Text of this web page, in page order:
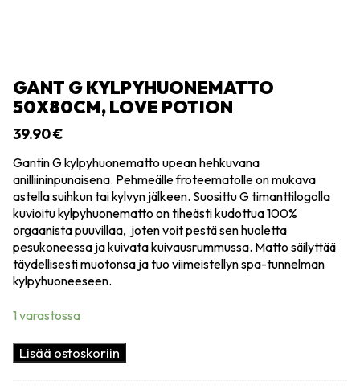
GANT G KYLPYHUONEMATTO
50X80CM, LOVE POTION
39.90€
Gantin G kylpyhuonematto upean hehkuvana
anilliininpunaisena. Pehmeälle froteematolle on mukava
astella suihkun tai kylvyn jälkeen. Suosittu G timanttilogolla
kuvioitu kylpyhuonematto on tiheästi kudottua 100%
orgaanista puuvillaa, joten voit pestä sen huoletta
pesukoneessa ja kuivata kuivausrummussa. Matto säilyttää
täydellisesti muotonsa ja tuo viimeistellyn spa-tunnelman
kylpyhuoneeseen.
1 varastossa
Gant
G
Lisää ostoskoriin